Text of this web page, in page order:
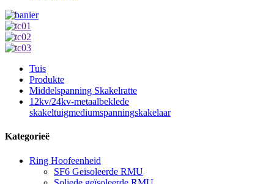
Tuis
Produkte
Middelspanning Skakelratte
12kv/24kv-metaalbeklede
skakeltuigmediumspanningskakelaar
Kategorieë
Ring Hoofeenheid
SF6 Geïsoleerde RMU